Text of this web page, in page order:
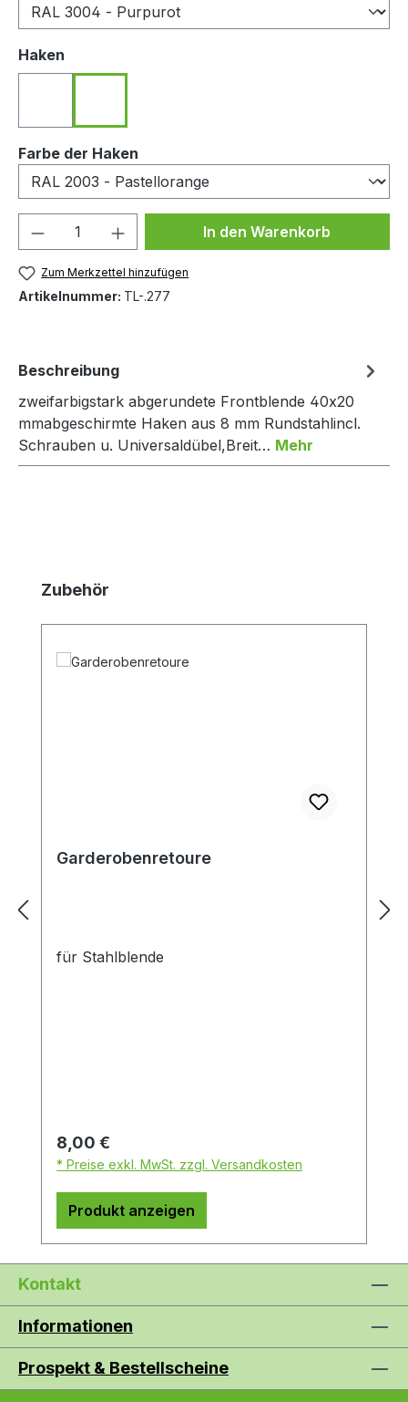
Haken
Farbe der Haken
Produkt Anzahl: Gib denIn den Warenkorb
Zum Merkzettel hinzufügen
Artikelnummer: TL-.277
Beschreibung
zweifarbigstark abgerundete Frontblende 40x20
mmabgeschirmte Haken aus 8 mm Rundstahlincl.
Schrauben u. Universaldübel,Breit… Mehr
Produktgalerie überspringen
Zubehör
Garderobenretoure
für Stahlblende
Regulärer Preis:
8,00 €
* Preise exkl. MwSt. zzgl. Versandkosten
Produkt anzeigen
Kontakt
Informationen
Prospekt & Bestellscheine